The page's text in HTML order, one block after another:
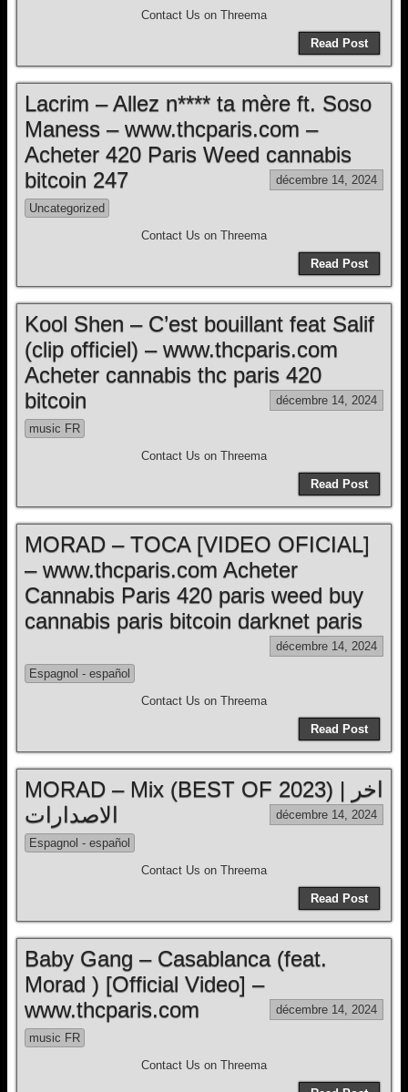
Contact Us on Threema
Read Post
Lacrim – Allez n**** ta mère ft. Soso
Maness – www.thcparis.com –
Acheter 420 Paris Weed cannabis
bitcoin 247
décembre 14, 2024
Uncategorized
Contact Us on Threema
Read Post
Kool Shen – C’est bouillant feat Salif
(clip officiel) – www.thcparis.com
Acheter cannabis thc paris 420
bitcoin
décembre 14, 2024
music FR
Contact Us on Threema
Read Post
MORAD – TOCA [VIDEO OFICIAL]
– www.thcparis.com Acheter
Cannabis Paris 420 paris weed buy
cannabis paris bitcoin darknet paris
décembre 14, 2024
Espagnol - español
Contact Us on Threema
Read Post
MORAD – Mix (BEST OF 2023) | اخر
الاصدارات
décembre 14, 2024
Espagnol - español
Contact Us on Threema
Read Post
Baby Gang – Casablanca (feat.
Morad ) [Official Video] –
www.thcparis.com
décembre 14, 2024
music FR
Contact Us on Threema